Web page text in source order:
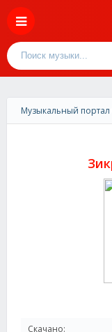
Музыкальный портал
Скачано: